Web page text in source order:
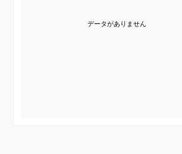
データがありません